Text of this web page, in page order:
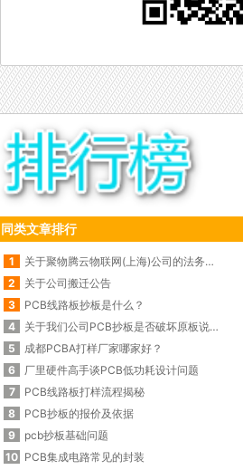
同类文章排行
1
关于聚物腾云物联网(上海)公司的法务函内部公告
2
关于公司搬迁公告
3
PCB线路板抄板是什么？
4
关于我们公司PCB抄板是否破坏原板说明
5
成都PCBA打样厂家哪家好？
6
厂里硬件高手谈PCB低功耗设计问题
7
PCB线路板打样流程揭秘
8
PCB抄板的报价及依据
9
pcb抄板基础问题
10 PCB集成电路常见的封装